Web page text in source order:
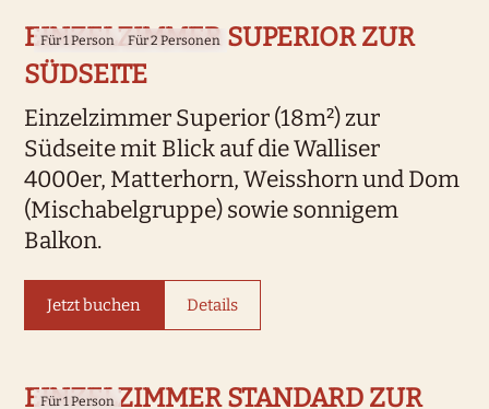
Für 1 Person Für 2 Personen
EINZELZIMMER SUPERIOR ZUR
SÜDSEITE
Einzelzimmer Superior (18m²) zur
Südseite mit Blick auf die Walliser
4000er, Matterhorn, Weisshorn und Dom
(Mischabelgruppe) sowie sonnigem
Balkon.
Jetzt buchen Details
Für 1 Person
EINZELZIMMER STANDARD ZUR